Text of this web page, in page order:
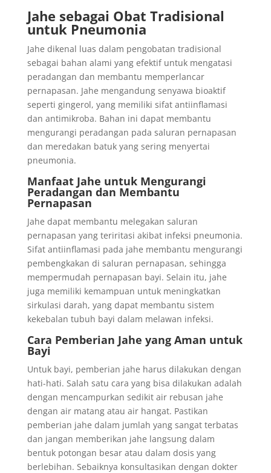
Jahe sebagai Obat Tradisional
untuk Pneumonia
Jahe dikenal luas dalam pengobatan tradisional
sebagai bahan alami yang efektif untuk mengatasi
peradangan dan membantu memperlancar
pernapasan. Jahe mengandung senyawa bioaktif
seperti gingerol, yang memiliki sifat antiinflamasi
dan antimikroba. Bahan ini dapat membantu
mengurangi peradangan pada saluran pernapasan
dan meredakan batuk yang sering menyertai
pneumonia.
Manfaat Jahe untuk Mengurangi
Peradangan dan Membantu
Pernapasan
Jahe dapat membantu melegakan saluran
pernapasan yang teriritasi akibat infeksi pneumonia.
Sifat antiinflamasi pada jahe membantu mengurangi
pembengkakan di saluran pernapasan, sehingga
mempermudah pernapasan bayi. Selain itu, jahe
juga memiliki kemampuan untuk meningkatkan
sirkulasi darah, yang dapat membantu sistem
kekebalan tubuh bayi dalam melawan infeksi.
Cara Pemberian Jahe yang Aman untuk
Bayi
Untuk bayi, pemberian jahe harus dilakukan dengan
hati-hati. Salah satu cara yang bisa dilakukan adalah
dengan mencampurkan sedikit air rebusan jahe
dengan air matang atau air hangat. Pastikan
pemberian jahe dalam jumlah yang sangat terbatas
dan jangan memberikan jahe langsung dalam
bentuk potongan besar atau dalam dosis yang
berlebihan. Sebaiknya konsultasikan dengan dokter